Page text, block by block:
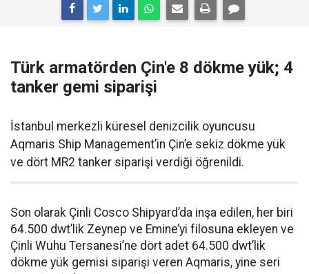
Türk armatörden Çin'e 8 dökme yük; 4
tanker gemi siparişi
İstanbul merkezli küresel denizcilik oyuncusu
Aqmaris Ship Management’in Çin’e sekiz dökme yük
ve dört MR2 tanker siparişi verdiği öğrenildi.
Son olarak Çinli Cosco Shipyard’da inşa edilen, her biri
64.500 dwt’lik Zeynep ve Emine’yi filosuna ekleyen ve
Çinli Wuhu Tersanesi’ne dört adet 64.500 dwt’lik
dökme yük gemisi siparişi veren Aqmaris, yine seri